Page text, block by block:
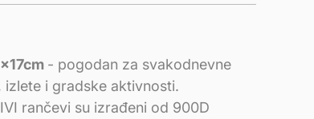
- pogodan za svakodnevne
izlete i gradske aktivnosti.
rančevi su izrađeni od 900D